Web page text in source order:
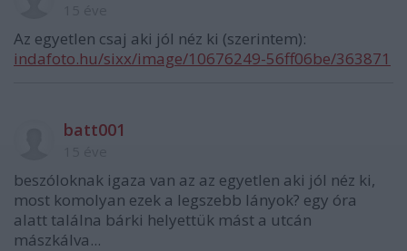
Az egyetlen csaj aki jól néz ki (szerintem):
indafoto.hu/sixx/image/10676249-56ff06be/363871
batt001
beszóloknak igaza van az az egyetlen aki jól néz ki,
most komolyan ezek a legszebb lányok? egy óra
alatt találna bárki helyettük mást a utcán
mászkálva...